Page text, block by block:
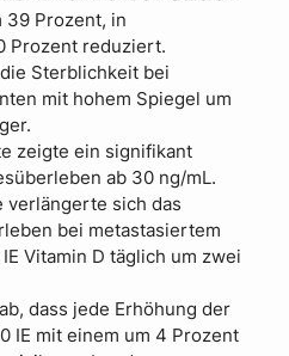
39 Prozent, in
Prozent reduziert.
Sterblichkeit bei
mit hohem Spiegel um
zeigte ein signifikant
ab 30 ng/mL.
verlängerte sich das
bei metastasiertem
Vitamin D täglich um zwei
dass jede Erhöhung der
IE mit einem um 4 Prozent